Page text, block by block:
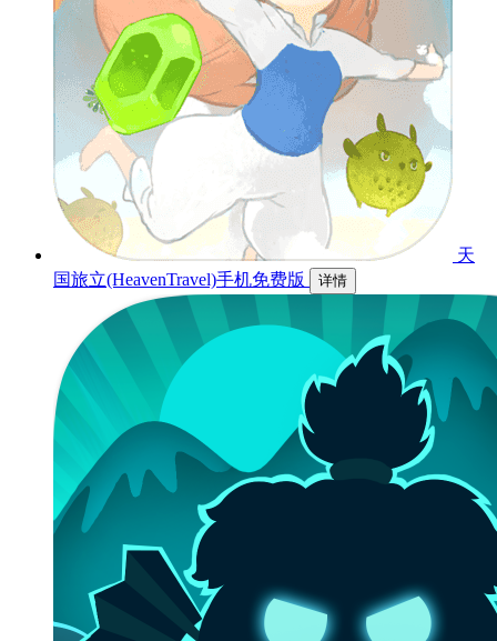
天
国旅立(HeavenTravel)手机免费版
详情